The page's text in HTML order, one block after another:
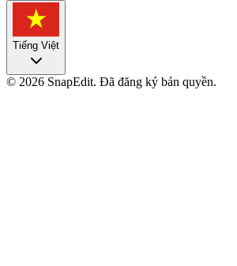
Tiếng Việt
© 2026 SnapEdit. Đã đăng ký bản quyền.